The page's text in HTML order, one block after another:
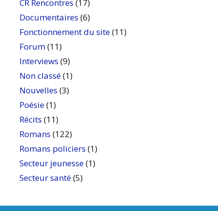
CR Rencontres (17)
Documentaires (6)
Fonctionnement du site(11)
Forum(11)
Interviews (9)
Non classé(1)
Nouvelles (3)
Poésie(1)
Récits (11)
Romans (122)
Romans policiers (1)
Secteur jeunesse(1)
Secteur santé(5)